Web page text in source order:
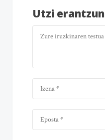
Utzi